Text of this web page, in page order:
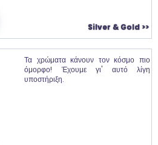
Silver & Gold >>
Τα χρώματα κάνουν τον κόσμο πιο
όμορφο! Έχουμε γι' αυτό λίγη
υποστήριξη.